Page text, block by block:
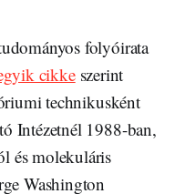
folyóirata
cikkeszerint
technikusként
Intézetnél 1988-ban,
és molekuláris
Washington